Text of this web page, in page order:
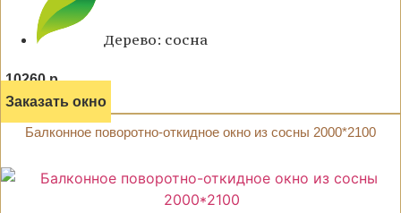
Дерево: сосна
10260 р.
Заказать окно
Балконное поворотно-откидное окно из сосны 2000*2100